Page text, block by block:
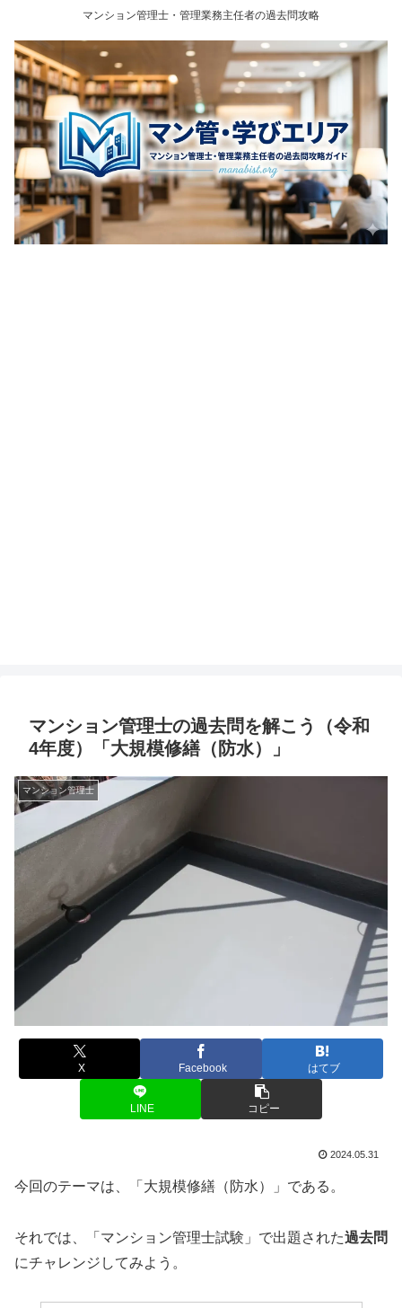
マンション管理士・管理業務主任者の過去問攻略
マンション管理士の過去問を解こう（令和
4年度）「大規模修繕（防水）」
マンション管理士
X Facebook はてブ
LINE コピー
2024.05.31
今回のテーマは、「大規模修繕（防水）」である。
それでは、「マンション管理士試験」で出題された過去問
にチャレンジしてみよう。